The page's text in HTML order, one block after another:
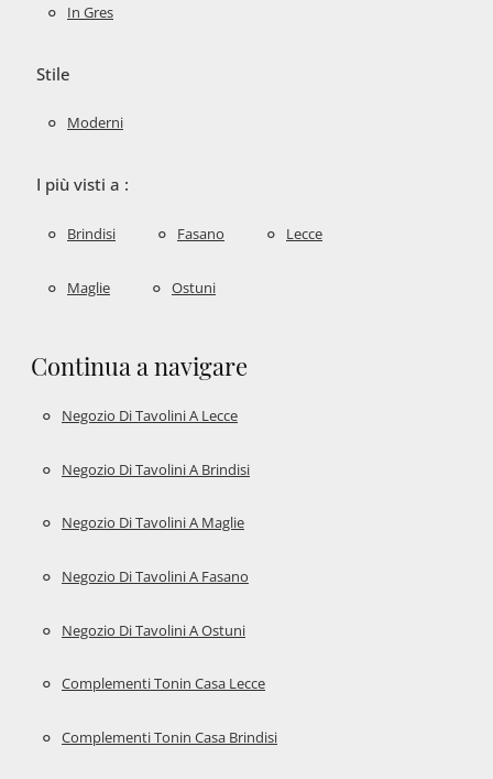
In Gres
Stile
Moderni
I più visti a :
Brindisi Fasano Lecce
Maglie Ostuni
Continua a navigare
Negozio Di Tavolini A Lecce
Negozio Di Tavolini A Brindisi
Negozio Di Tavolini A Maglie
Negozio Di Tavolini A Fasano
Negozio Di Tavolini A Ostuni
Complementi Tonin Casa Lecce
Complementi Tonin Casa Brindisi